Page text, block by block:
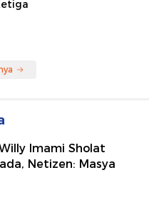
Imami Sholat
Netizen: Masya